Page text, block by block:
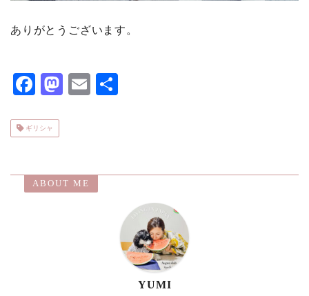
ありがとうございます。
F
eb
o
k
M
o
n
E
ギリシャ
ABOUT ME
YUMI